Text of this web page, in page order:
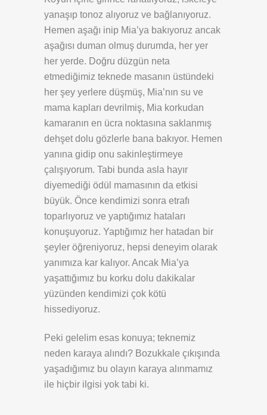
yanaşıp tonoz alıyoruz ve bağlanıyoruz.
Hemen aşağı inip Mia’ya bakıyoruz ancak
aşağısı duman olmuş durumda, her yer
her yerde. Doğru düzgün neta
etmediğimiz teknede masanın üstündeki
her şey yerlere düşmüş, Mia’nın su ve
mama kapları devrilmiş, Mia korkudan
kamaranın en ücra noktasına saklanmış
dehşet dolu gözlerle bana bakıyor. Hemen
yanına gidip onu sakinleştirmeye
çalışıyorum. Tabi bunda asla hayır
diyemediği ödül mamasının da etkisi
büyük. Önce kendimizi sonra etrafı
toparlıyoruz ve yaptığımız hataları
konuşuyoruz. Yaptığımız her hatadan bir
şeyler öğreniyoruz, hepsi deneyim olarak
yanımıza kar kalıyor. Ancak Mia’ya
yaşattığımız bu korku dolu dakikalar
yüzünden kendimizi çok kötü
hissediyoruz.
Peki gelelim esas konuya; teknemiz
neden karaya alındı? Bozukkale çıkışında
yaşadığımız bu olayın karaya alınmamız
ile hiçbir ilgisi yok tabi ki.